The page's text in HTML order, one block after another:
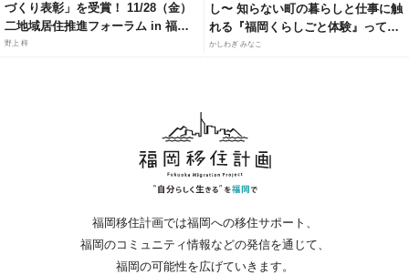
づくり表彰」を受賞！ 11/28（金）
二地域居住推進フォーラム in 福岡
にて、官民連携モデルによる「居・
野上 梓
し〜 知らない町の暮らしと仕事に触
れる『福岡くらしごと体験』って知
ってる？
かしわぎ みなこ
福岡移住計画では福岡への移住サポート、
福岡のコミュニティ情報などの発信を通じて、
福岡の可能性を広げていきます。